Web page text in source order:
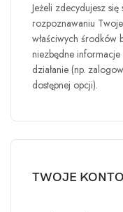
Jeżeli zdecydujesz
rozpoznawaniu
właściwych środków
niezbędne
działanie (np.
dostępnej opcji).
TWOJE